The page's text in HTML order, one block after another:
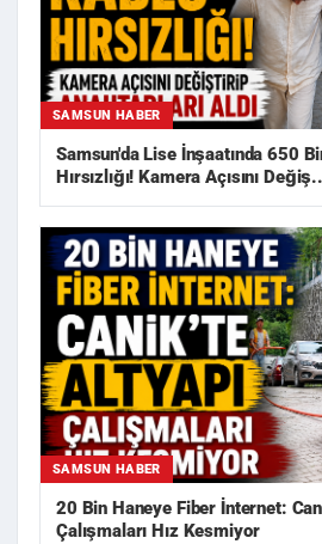
SAMSUN HABER
Samsun'da Lise İnşaatında 650
Hırsızlığı! Kamera Açısını
SAMSUN HABER
20 Bin Haneye Fiber İnternet:
Çalışmaları Hız Kesmiyor